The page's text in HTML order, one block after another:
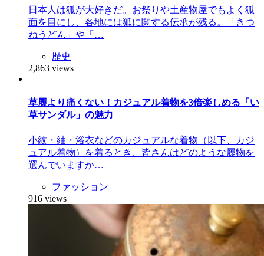
日本人は狐が大好きだ。お祭りや土産物屋でもよく狐
面を目にし、各地には狐に関する伝承が残る。「きつ
ねうどん」や「…
歴史
2,863 views
草履より痛くない！カジュアル着物を3倍楽しめる「い
草サンダル」の魅力
小紋・紬・浴衣などのカジュアルな着物（以下、カジ
ュアル着物）を着るとき、皆さんはどのような履物を
選んでいますか…
ファッション
916 views